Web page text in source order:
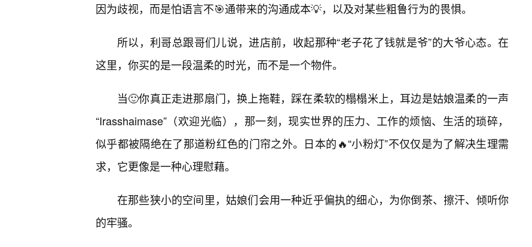
因为歧视，而是怕语言不🎯通带来的沟通成本💡，以及对某些粗鲁行为的畏惧。
所以，利哥总跟哥们儿说，进店前，收起那种“老子花了钱就是爷”的大爷心态。在
这里，你买的是一段温柔的时光，而不是一个物件。
当🙂你真正走进那扇门，换上拖鞋，踩在柔软的榻榻米上，耳边是姑娘温柔的一声
“Irasshaimase”（欢迎光临），那一刻，现实世界的压力、工作的烦恼、生活的琐碎，
似乎都被隔绝在了那道粉红色的门帘之外。日本的🔥“小粉灯”不仅仅是为了解决生理需
求，它更像是一种心理慰藉。
在那些狭小的空间里，姑娘们会用一种近乎偏执的细心，为你倒茶、擦汗、倾听你
的牢骚。